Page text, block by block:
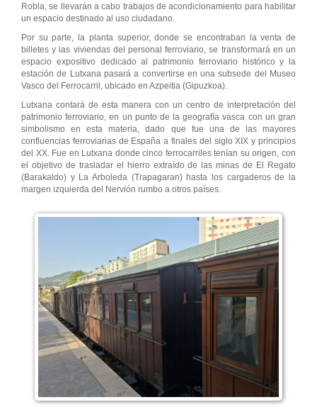
Robla, se llevarán a cabo trabajos de acondicionamiento para habilitar
un espacio destinado al uso ciudadano.
Por su parte, la planta superior, donde se encontraban la venta de
billetes y las viviendas del personal ferroviario, se transformará en un
espacio expositivo dedicado al patrimonio ferroviario histórico y la
estación de Lutxana pasará a convertirse en una subsede del Museo
Vasco del Ferrocarril, ubicado en Azpeitia (Gipuzkoa).
Lutxana contará de esta manera con un centro de interpretación del
patrimonio ferroviario, en un punto de la geografía vasca con un gran
simbolismo en esta materia, dado que fue una de las mayores
confluencias ferroviarias de España a finales del siglo XIX y principios
del XX. Fue en Lutxana donde cinco ferrocarriles tenían su origen, con
el objetivo de trasladar el hierro extraído de las minas de El Regato
(Barakaldo) y La Arboleda (Trapagaran) hasta los cargaderos de la
margen izquierda del Nervión rumbo a otros países.